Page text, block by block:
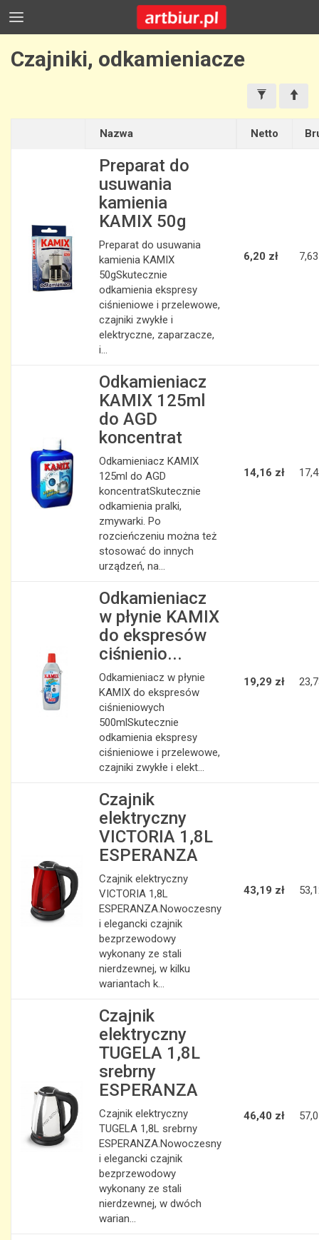
Czajniki, odkamieniacze
Preparat do
usuwania
kamienia
KAMIX 50g
Preparat do usuwania
kamienia KAMIX
50gSkutecznie
odkamienia ekspresy
ciśnieniowe i przelewowe,
czajniki zwykłe i
elektryczne, zaparzacze,
i...
6,20 zł
Odkamieniacz
KAMIX 125ml
do AGD
koncentrat
Odkamieniacz KAMIX
125ml do AGD
koncentratSkutecznie
odkamienia pralki,
zmywarki. Po
rozcieńczeniu można też
stosować do innych
urządzeń, na...
14,16 zł
Odkamieniacz
w płynie KAMIX
do ekspresów
ciśnienio...
Odkamieniacz w płynie
KAMIX do ekspresów
ciśnieniowych
500mlSkutecznie
odkamienia ekspresy
ciśnieniowe i przelewowe,
czajniki zwykłe i elekt...
19,29 zł
Czajnik
elektryczny
VICTORIA 1,8L
ESPERANZA
Czajnik elektryczny
VICTORIA 1,8L
ESPERANZA.Nowoczesny
i elegancki czajnik
bezprzewodowy
wykonany ze stali
nierdzewnej, w kilku
wariantach k...
43,19 zł
Czajnik
elektryczny
TUGELA 1,8L
srebrny
ESPERANZA
Czajnik elektryczny
TUGELA 1,8L srebrny
ESPERANZA.Nowoczesny
i elegancki czajnik
bezprzewodowy
wykonany ze stali
nierdzewnej, w dwóch
warian...
46,40 zł
Nazwa Netto